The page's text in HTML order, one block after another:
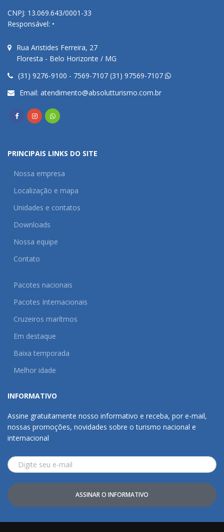
CNPJ: 13.069.643/0001-33
Responsável: •
Rua Aristides Ferreira, 27
Floresta - Belo Horizonte / MG
(31) 9276-9100 - 7569-7107 (31) 97569-7107
Email: atendimento@absolutturismo.com.br
PRINCIPAIS LINKS DO SITE
Nossa empresa
Localização e mapa
Unidades e contatos
Downloads
Nossa equipe
Contato
Pacotes nacionais
Pacotes Internacionais
Cruzeiros marítmos
Em destaque
Baixa temporada
Melhor idade
INFORMATIVO
Assine gratuitamente nosso informativo e receba, por e-mail,
nossas promoções, novidades sobre o turismo nacional e
internacional
ASSINAR O INFORMATIVO